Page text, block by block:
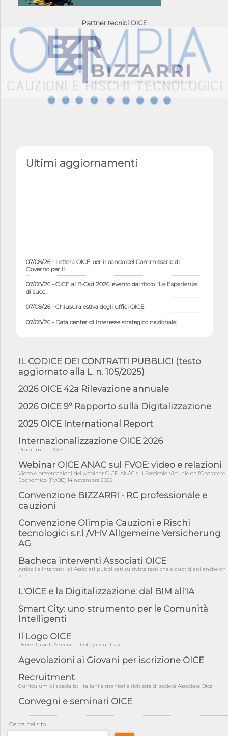
Partner tecnici OICE
Ultimi aggiornamenti
07/08/26 - Lettera OICE per il bando del Commissario di
Governo per il ...
07/08/26 - OICE al B-Cad 2026: evento dal titolo "Le Esperienze
di succ...
07/08/26 - Chiusura estiva degli uffici OICE
07/08/26 - Data center di interesse strategico nazionale;
interventi pe...
07/08/26 - Ponte sullo Stretto di Messina: deliberata la
sussistenza di...
07/08/26 - Tunnel Brennero, dal Cipess via libera al quinto lotto
costr...
06/08/26 - Istat, produzione industriale in calo dell'1% a giugno,
con ...
06/08/26 - DL PA approvato in Cdm: contributi per
riqualificazione sism...
06/08/26 - CdM: approvato il d.lgs. di adeguamento all’AI Act in
mate...
06/08/26 - DDL delegazione europea in Cdm per recepimento
norme UE in m...
05/08/26 - DL Infrastrutture e PNRR è legge: approvata oggi la
fiducia...
05/08/26 - Focus OICE sul DDL di riforma della responsabilità
05/08/26 - Anac: pubblicata la Relazione illustrativa al Bando tipo
2 s...
05/08/26 - SAVE THE DATE: Assemblea Pubblica Confindustria
Professioni ...
05/08/26 - Successo OICE per il bando della Città metropolitana
di Reg...
05/08/26 - Lettera OICE per il bando della Giunta Regionale della
Campa...
04/08/26 - DL PA: previste cancellazioni da elenchi professionisti
per ...
04/08/26 - International Sustainable Buildings Competition -
COP31, An...
04/08/26 - CdS, project financing: progetto di fattibilità da
impugnar...
04/08/26 - Rapporto Anac corruzione 2020-2026: procedimenti
penali per ...
IL CODICE DEI CONTRATTI PUBBLICI (testo
aggiornato alla L. n. 105/2025)
2026 OICE 42a Rilevazione annuale
2026 OICE 9° Rapporto sulla Digitalizzazione
2025 OICE International Report
Internazionalizzazione OICE 2026
Programma 2025
Webinar OICE ANAC sul FVOE: video e relazioni
Video e presentazioni del webinar OICE-ANAC sul Fascicolo Virtuale dell'Operatore
Economico (FVOE) 14 novembre 2022
Convenzione BIZZARRI - RC professionale e
cauzioni
Convenzione Olimpia Cauzioni e Rischi
tecnologici s.r.l /VHV Allgemeine Versicherung
AG
Bacheca interventi Associati OICE
Articoli e interventi di Associati pubblicati su riviste tecniche e quotidiani anche on
line
L'OICE e la Digitalizzazione: dal BIM all'IA
Smart City: uno strumento per le Comunità
Intelligenti
Il Logo OICE
Riservato agli Associati - Policy di utilizzo
Agevolazioni ai Giovani per iscrizione OICE
Recruitment
Curriculum di specialisti italiani e stranieri e richieste di società Associate Oice
Convegni e seminari OICE
Cerca nel sito